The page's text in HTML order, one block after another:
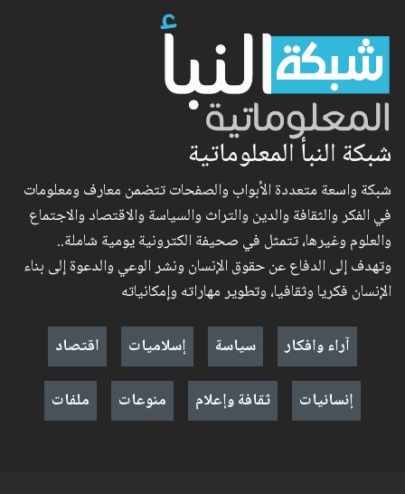
شبكة النبأ المعلوماتية
شبكة واسعة متعددة الأبواب والصفحات تتضمن معارف ومعلومات
في الفكر والثقافة والدين والتراث والسياسة والاقتصاد والاجتماع
والعلوم وغيرها، تتمثل في صحيفة الكترونية يومية شاملة..
وتهدف إلى الدفاع عن حقوق الإنسان ونشر الوعي والدعوة إلى بناء
الإنسان فكريا وثقافيا، وتطوير مهاراته وإمكانياته
آراء وافكار
سياسة إسلاميات
اقتصاد
إنسانيات
ثقافة وإعلام منوعات ملفات